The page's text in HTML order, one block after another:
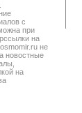
с
при
на
не
новостные
на